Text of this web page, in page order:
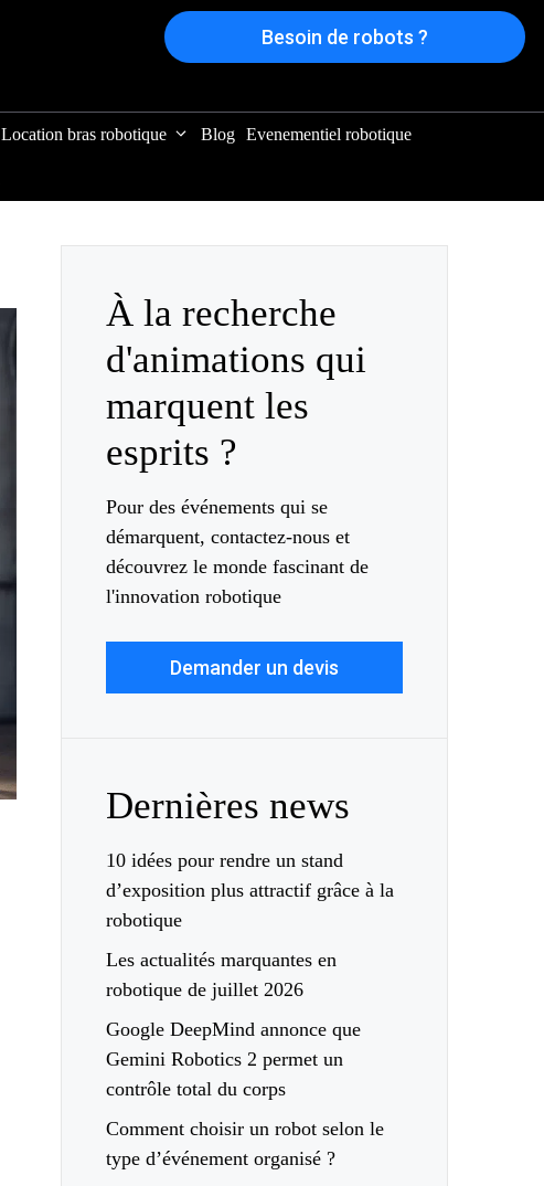
Besoin de robots ?
Location bras robotique Blog Evenementiel robotique
À la recherche
d'animations qui
marquent les
esprits ?
Pour des événements qui se
démarquent, contactez-nous et
découvrez le monde fascinant de
l'innovation robotique
Demander un devis
Dernières news
10 idées pour rendre un stand
d’exposition plus attractif grâce à la
robotique
Les actualités marquantes en
robotique de juillet 2026
Google DeepMind annonce que
Gemini Robotics 2 permet un
contrôle total du corps
Comment choisir un robot selon le
type d’événement organisé ?